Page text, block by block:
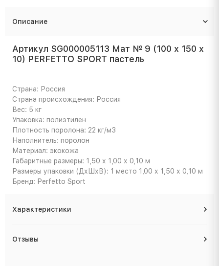
Описание
Артикул SG000005113 Мат № 9 (100 х 150 х
10) PERFETTO SPORT пастель
Страна: Россия
Страна происхождения: Россия
Вес: 5 кг
Упаковка: полиэтилен
Плотность поролона: 22 кг/м3
Наполнитель: поролон
Материал: экокожа
Габаритные размеры: 1,50 х 1,00 х 0,10 м
Размеры упаковки (ДхШхВ): 1 место 1,00 х 1,50 х 0,10 м
Бренд: Perfetto Sport
Характеристики
Отзывы